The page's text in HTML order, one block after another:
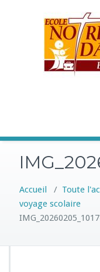
Accueil / Toute
voyage scolaire